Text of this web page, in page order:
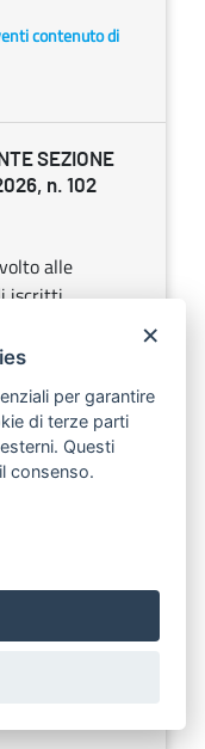
contenuto di
SEZIONE
n. 102
alle
iscritti
(A.I.B.) e al
triennio
schema
contenuto di
SEZIONE
×
per garantire
di terze parti
Questi
consenso.